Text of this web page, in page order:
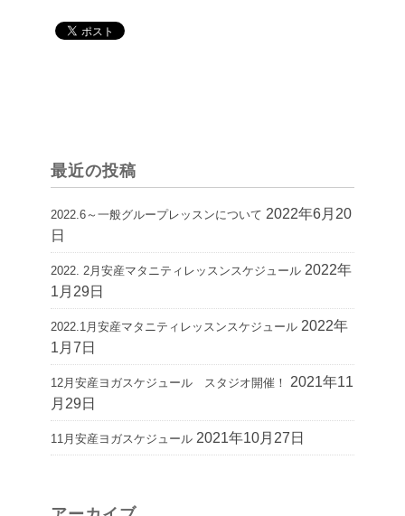
最近の投稿
2022.6～一般グループレッスンについて 2022年6月20
日
2022. 2月安産マタニティレッスンスケジュール 2022年
1月29日
2022.1月安産マタニティレッスンスケジュール 2022年
1月7日
12月安産ヨガスケジュール スタジオ開催！
2021年11
月29日
11月安産ヨガスケジュール 2021年10月27日